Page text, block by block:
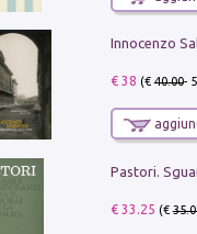
Innocenzo
€ 38 (€40.00-
€ 33.25 (€